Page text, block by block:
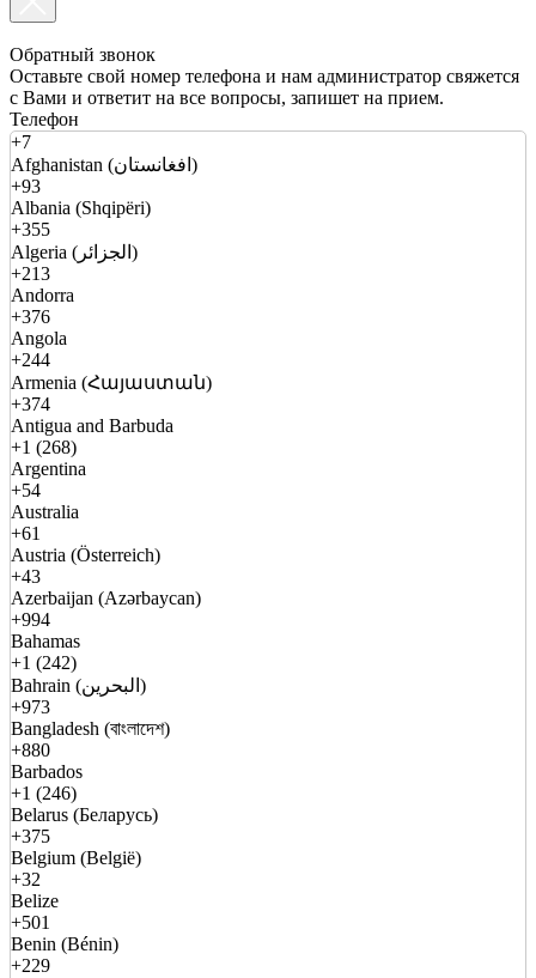
Обратный звонок
Оставьте свой номер телефона и нам администратор свяжется
с Вами и ответит на все вопросы, запишет на прием.
Телефон
+7
Afghanistan (افغانستان)
+93
Albania (Shqipëri)
+355
Algeria (الجزائر)
+213
Andorra
+376
Angola
+244
Armenia (Հայաստան)
+374
Antigua and Barbuda
+1 (268)
Argentina
+54
Australia
+61
Austria (Österreich)
+43
Azerbaijan (Azərbaycan)
+994
Bahamas
+1 (242)
Bahrain (البحرين)
+973
Bangladesh (বাংলাদেশ)
+880
Barbados
+1 (246)
Belarus (Беларусь)
+375
Belgium (België)
+32
Belize
+501
Benin (Bénin)
+229